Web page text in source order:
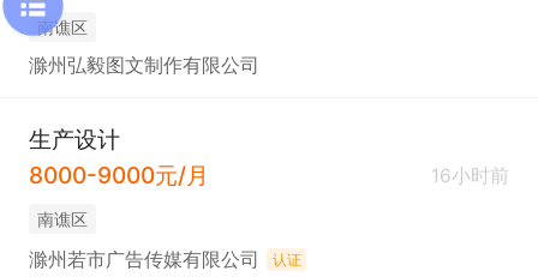
南谯区
滁州弘毅图文制作有限公司
生产设计
8000-9000元/月
16小时前
南谯区
滁州若市广告传媒有限公司 认证